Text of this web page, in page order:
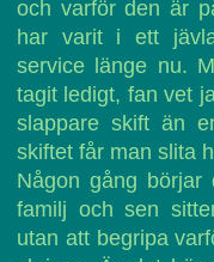
och varför den är
har varit i ett
service länge nu.
tagit ledigt, fan vet
slappare skift än
skiftet får man slita
Någon gång börjar
familj och sen
utan att begripa